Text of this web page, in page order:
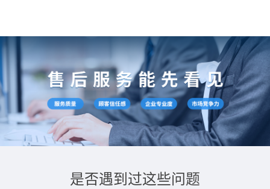
是否遇到过这些问题